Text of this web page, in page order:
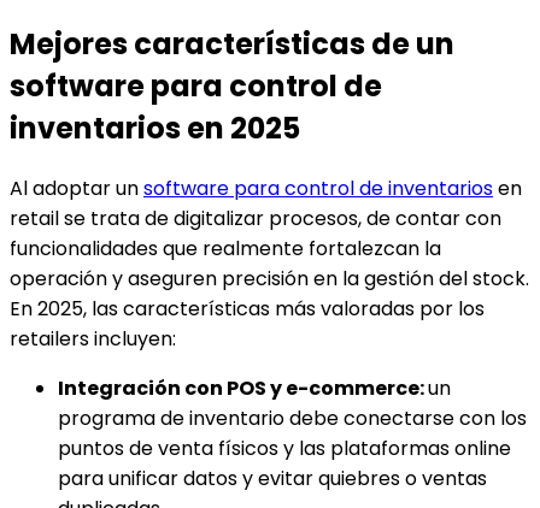
Mejores características de un
software para control de
inventarios en 2025
Al adoptar unsoftware para control de inventariosen
retail se trata de digitalizar procesos, de contar con
funcionalidades que realmente fortalezcan la
operación y aseguren precisión en la gestión del stock.
En 2025, las características más valoradas por los
retailers incluyen:
Integración con POS y e-commerce:un
programa de inventario debe conectarse con los
puntos de venta físicos y las plataformas online
para unificar datos y evitar quiebres o ventas